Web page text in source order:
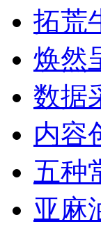
拓荒
焕然
数据
内容
五种
亚麻